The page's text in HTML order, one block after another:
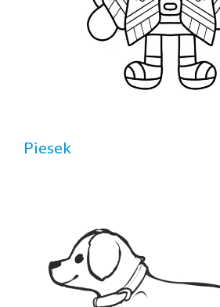
Piesek